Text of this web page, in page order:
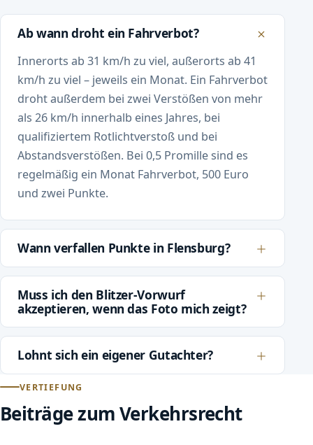
Ab wann droht ein Fahrverbot?
Innerorts ab 31 km/h zu viel, außerorts ab 41
km/h zu viel – jeweils ein Monat. Ein Fahrverbot
droht außerdem bei zwei Verstößen von mehr
als 26 km/h innerhalb eines Jahres, bei
qualifiziertem Rotlichtverstoß und bei
Abstandsverstößen. Bei 0,5 Promille sind es
regelmäßig ein Monat Fahrverbot, 500 Euro
und zwei Punkte.
Wann verfallen Punkte in Flensburg?
Muss ich den Blitzer-Vorwurf
akzeptieren, wenn das Foto mich zeigt?
Lohnt sich ein eigener Gutachter?
VERTIEFUNG
Beiträge zum Verkehrsrecht